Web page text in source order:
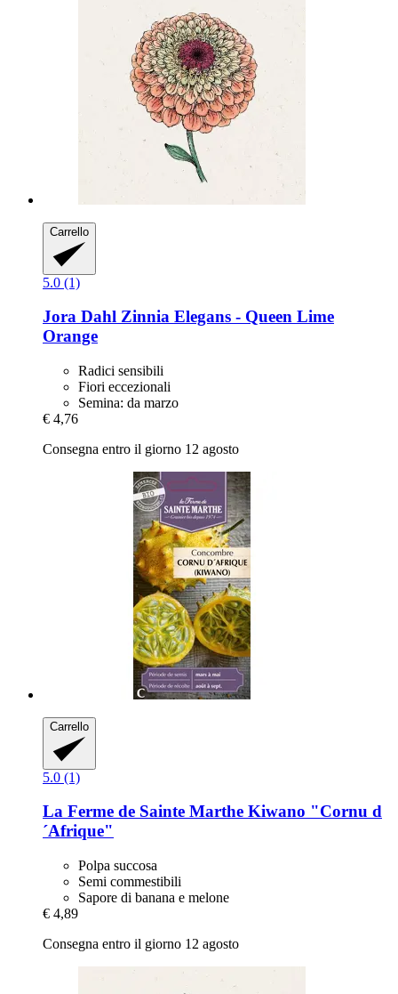
Carrello
5.0 (1)
Jora Dahl Zinnia Elegans -​ Queen Lime
Orange
Radici sensibili
Fiori eccezionali
Semina: da marzo
€ 4,76
Consegna entro il giorno 12 agosto
Carrello
5.0 (1)
La Ferme de Sainte Marthe Kiwano "Cornu d
´Afrique"
Polpa succosa
Semi commestibili
Sapore di banana e melone
€ 4,89
Consegna entro il giorno 12 agosto